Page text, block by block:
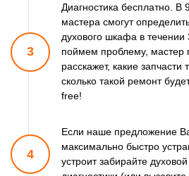
3
Диагностика бесплатно. В
мастера смогут
духового шкафа в течении
поймем проблему, мастер
расскажет, какие запчасти
сколько такой ремонт
free!
4
Если наше предложение
максимально быстро
устроит забирайте